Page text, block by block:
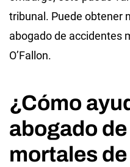
tribunal. Puede obtener
abogado de accidentes
O’Fallon.
¿Cómo
abogado
mortales